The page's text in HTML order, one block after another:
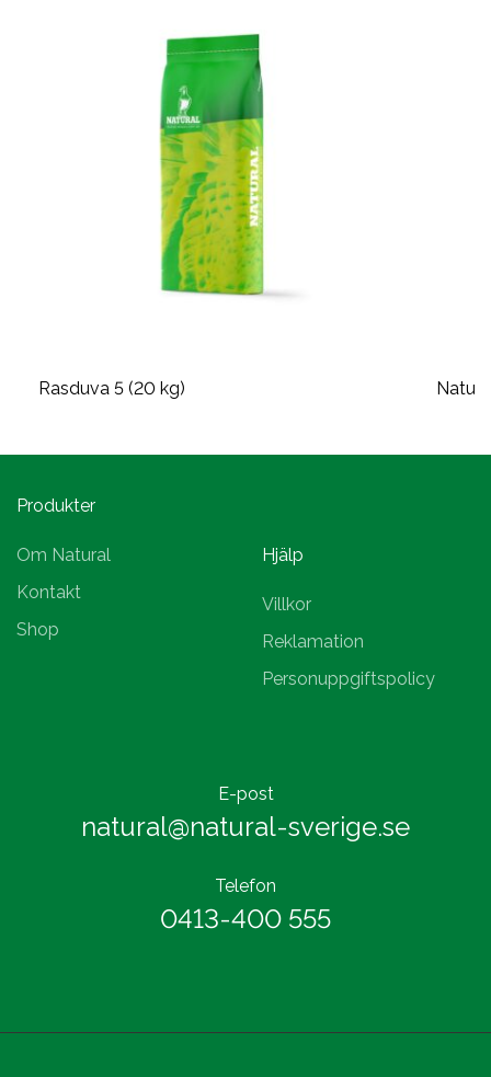
Rasduva 5 (20 kg)
Produkter
Om Natural
Kontakt
Shop
Hjälp
Villkor
Reklamation
Personuppgiftspolicy
E-post
natural@natural-sverige.se
Telefon
0413-400 555